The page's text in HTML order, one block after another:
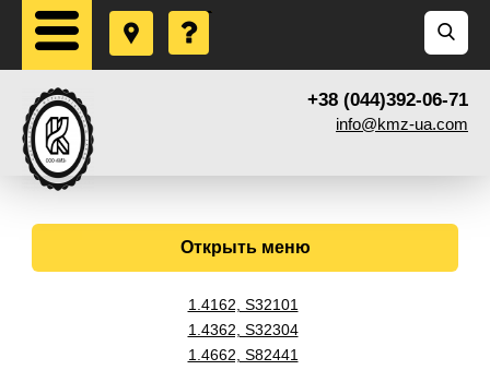
+38 (044)392-06-71
info@kmz-ua.com
Открыть меню
1.4162, S32101
1.4362, S32304
1.4662, S82441